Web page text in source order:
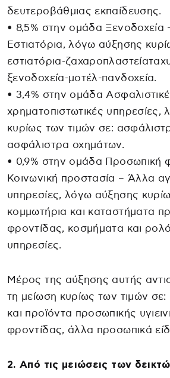
δευτεροβάθμιας εκπαίδευσης.
• 8,5% στην ομάδα Ξενοδοχεία
Εστιατόρια, λόγω αύξησης
εστιατόρια-
ξενοδοχεία-μοτέλ-πανδοχεία.
• 3,4% στην ομάδα
χρηματοπιστωτικές υπηρεσίες,
κυρίως των τιμών σε:
ασφάλιστρα οχημάτων.
• 0,9% στην ομάδα Προσωπική
Κοινωνική προστασία – Άλλα
υπηρεσίες, λόγω αύξησης
κομμωτήρια και καταστήματα
φροντίδας, κοσμήματα και
υπηρεσίες.
Μέρος της αύξησης αυτής
τη μείωση κυρίως των τιμών
και προϊόντα προσωπικής
φροντίδας, άλλα προσωπικά
2. Από τις μειώσεις των